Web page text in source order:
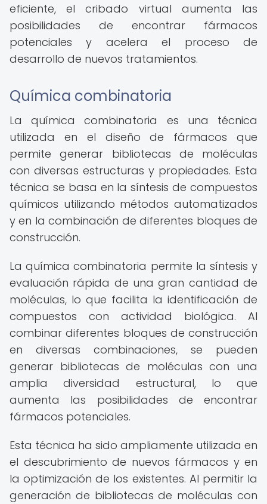
eficiente, el cribado virtual aumenta las
posibilidades de encontrar fármacos
potenciales y acelera el proceso de
desarrollo de nuevos tratamientos.
Química combinatoria
La química combinatoria es una técnica
utilizada en el diseño de fármacos que
permite generar bibliotecas de moléculas
con diversas estructuras y propiedades. Esta
técnica se basa en la síntesis de compuestos
químicos utilizando métodos automatizados
y en la combinación de diferentes bloques de
construcción.
La química combinatoria permite la síntesis y
evaluación rápida de una gran cantidad de
moléculas, lo que facilita la identificación de
compuestos con actividad biológica. Al
combinar diferentes bloques de construcción
en diversas combinaciones, se pueden
generar bibliotecas de moléculas con una
amplia diversidad estructural, lo que
aumenta las posibilidades de encontrar
fármacos potenciales.
Esta técnica ha sido ampliamente utilizada en
el descubrimiento de nuevos fármacos y en
la optimización de los existentes. Al permitir la
generación de bibliotecas de moléculas con